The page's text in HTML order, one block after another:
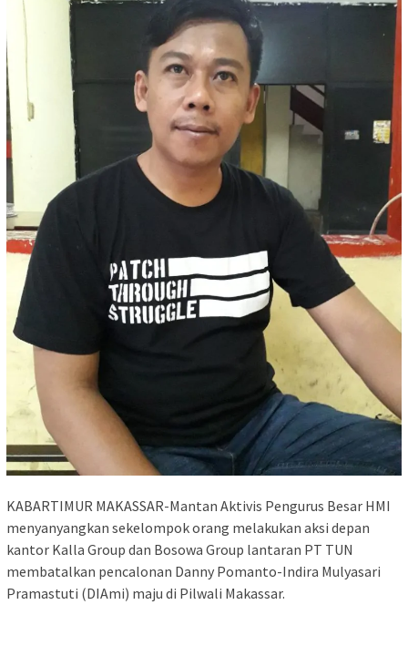
KABARTIMUR MAKASSAR-Mantan Aktivis Pengurus Besar HMI
menyanyangkan sekelompok orang melakukan aksi depan
kantor Kalla Group dan Bosowa Group lantaran PT TUN
membatalkan pencalonan Danny Pomanto-Indira Mulyasari
Pramastuti (DIAmi) maju di Pilwali Makassar.